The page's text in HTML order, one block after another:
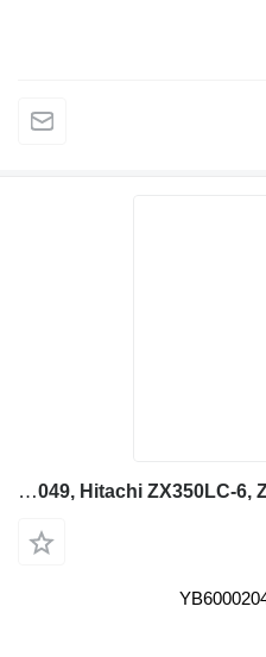
مضخة ذات تروس Hitachi 9218031 Zahnradpumpe YB60002049, Hitachi ZX350LC-6, ZX290LC-5B لـ حفارة Hitachi ZX350LC-6, ZX290LC-5B